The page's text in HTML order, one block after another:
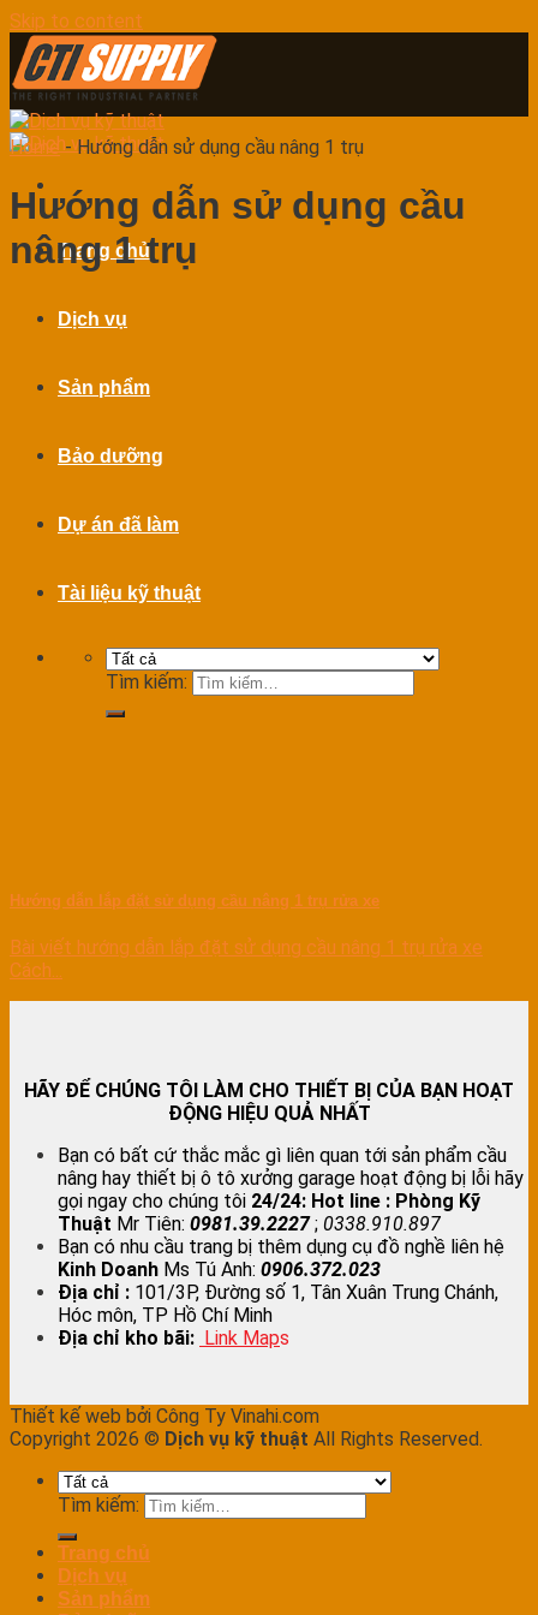
Skip to content
Trang chủ
Dịch vụ
Sản phẩm
Bảo dưỡng
Dự án đã làm
Tài liệu kỹ thuật
Tìm kiếm:
Home-Hướng dẫn sử dụng cầu nâng 1 trụ
Hướng dẫn sử dụng cầu
nâng 1 trụ
Hướng dẫn lắp đặt sử dụng cầu nâng 1 trụ rửa xe
Bài viết hướng dẫn lắp đặt sử dụng cầu nâng 1 trụ rửa xe
Cách...
HÃY ĐỂ CHÚNG TÔI LÀM CHO THIẾT BỊ CỦA BẠN HOẠT
ĐỘNG HIỆU QUẢ NHẤT
Bạn có bất cứ thắc mắc gì liên quan tới sản phẩm cầu
nâng hay thiết bị ô tô xưởng garage hoạt động bị lỗi hãy
gọi ngay cho chúng tôi 24/24: Hot line : Phòng Kỹ
Thuật Mr Tiên: 0981.39.2227; 0338.910.897
Bạn có nhu cầu trang bị thêm dụng cụ đồ nghề liên hệ
Kinh Doanh Ms Tú Anh: 0906.372.023
Địa chỉ : 101/3P, Đường số 1, Tân Xuân Trung Chánh,
Hóc môn, TP Hồ Chí Minh
Địa chỉ kho bãi: Link Maps
Thiết kế web bởi Công Ty Vinahi.com
Copyright 2026 © Dịch vụ kỹ thuật All Rights Reserved.
Tìm kiếm:
Trang chủ
Dịch vụ
Sản phẩm